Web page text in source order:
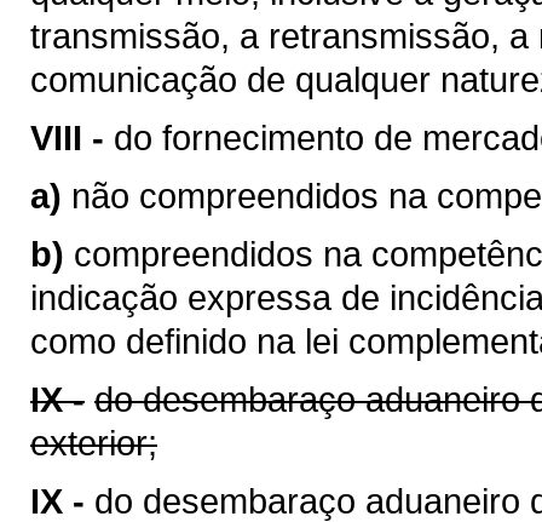
transmissão, a retransmissão,
comunicação de qualquer
VIII - do fornecimento de
a) não compreendidos na
b) compreendidos na
indicação expressa de
como definido na lei
IX - do desembaraço aduaneiro
exterior;
IX - do desembaraço aduaneiro